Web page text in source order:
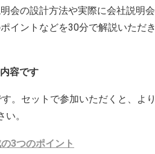
会の設計方法や実際に会社説明
イントなどを30分で解説いただき
容です
。セットで参加いただくと、よ
。
3つのポイント